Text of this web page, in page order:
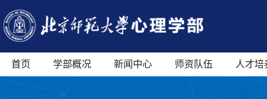
首页 学部概况 新闻中心 师资队伍 人才培